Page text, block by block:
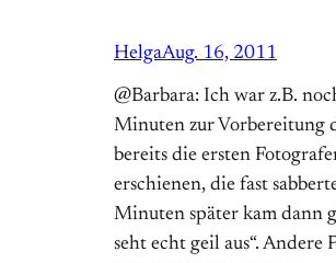
HelgaAug. 16, 2011
@Barbara: Ich war z.B.
Minuten zur Vorbereitung
bereits die ersten
erschienen, die fast
Minuten später kam dann
seht echt geil aus“. Andere